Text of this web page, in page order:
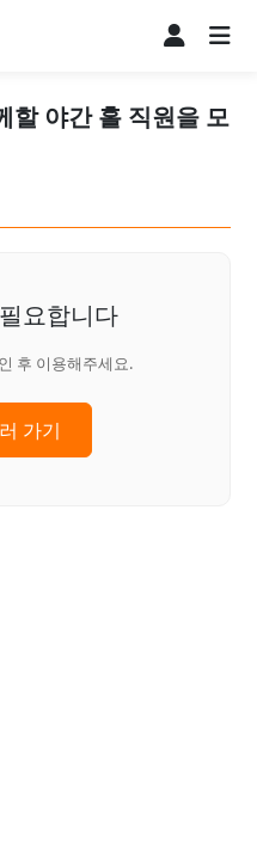
할 야간 홀 직원을 모
요합니다
후 이용해주세요.
가기